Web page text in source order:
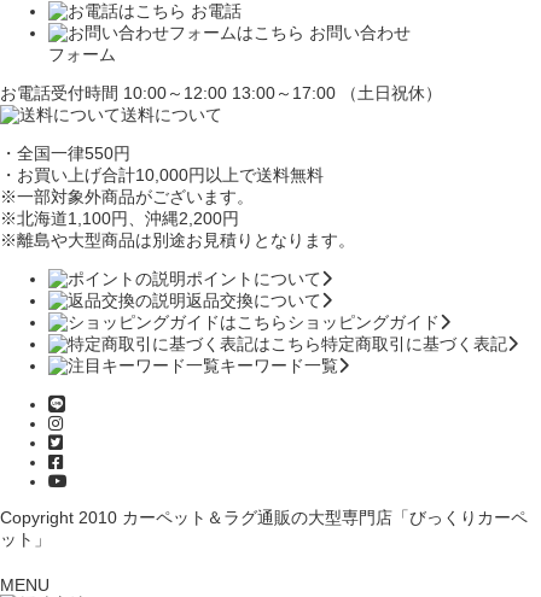
お電話
お問い合わせ
フォーム
お電話受付時間 10:00～12:00 13:00～17:00 （土日祝休）
送料について
・全国一律550円
・お買い上げ合計10,000円 以上で送料無料
※一部対象外商品がございます。
※北海道1,100円、沖縄2,200円
※離島や大型商品は別途お見積りとなります。
ポイントについて
返品交換について
ショッピングガイド
特定商取引に基づく表記
キーワード一覧
Copyright 2010 カーペット＆ラグ通販の大型専門店「びっくりカーペ
ット」
MENU